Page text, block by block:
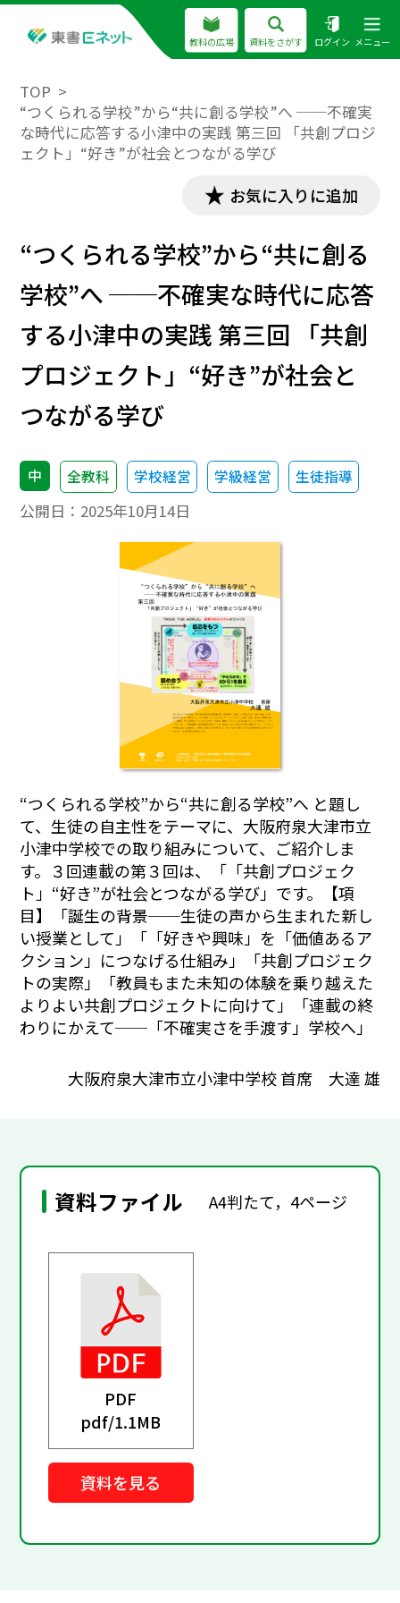
教科の広場 資料をさがす ログイン メニュー
TOP
“つくられる学校”から“共に創る学校”へ ──不確実
な時代に応答する小津中の実践 第三回 「共創プロジ
ェクト」“好き”が社会とつながる学び
お気に入りに追加
“つくられる学校”から“共に創る
学校”へ ──不確実な時代に応答
する小津中の実践 第三回 「共創
プロジェクト」“好き”が社会と
つながる学び
中 全教科 学校経営 学級経営 生徒指導
公開日： 2025年10月14日
“つくられる学校”から“共に創る学校”へ と題し
て、生徒の自主性をテーマに、 大阪府泉大津市立
小津中学校での取り組みについて、ご紹介しま
す。 ３回連載の第３回は、「「共創プロジェク
ト」“好き”が社会とつながる学び」です。【項
目】「誕生の背景──生徒の声から生まれた新し
い授業として」「「好きや興味」を「価値あるア
クション」につなげる仕組み」「共創プロジェク
トの実際」「教員もまた未知の体験を乗り越えた――
よりよい共創プロジェクトに向けて」「連載の終
わりにかえて──「不確実さを手渡す」学校へ」
大阪府泉大津市立小津中学校 首席 大達 雄
資料ファイル A4判たて，4ページ
PDF
pdf/1.1MB
資料を見る